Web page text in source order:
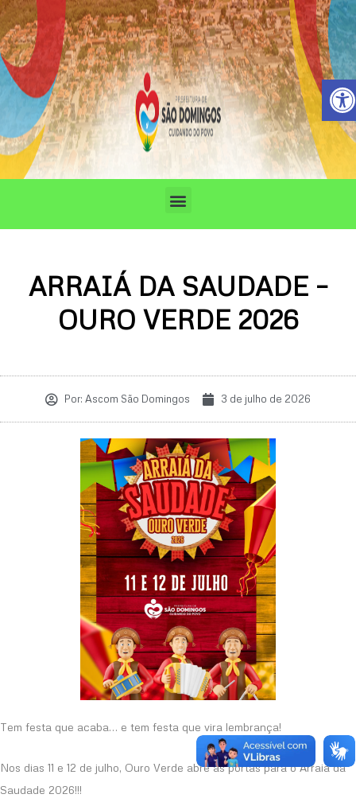
Barra
Ir
para
o
conteúdo
Menu
ARRAIÁ DA SAUDADE –
OURO VERDE 2026
Por: Ascom São Domingos 3 de julho de 2026
Tem festa que acaba… e tem festa que vira lembrança!
Nos dias 11 e 12 de julho, Ouro Verde abre as portas para o Arraiá da
Saudade 2026!!!